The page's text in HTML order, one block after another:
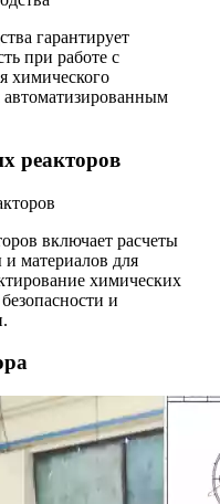
гарантирует
при работе с
химического
автоматизированным
реакторов
включает расчеты
и материалов для
химических
и